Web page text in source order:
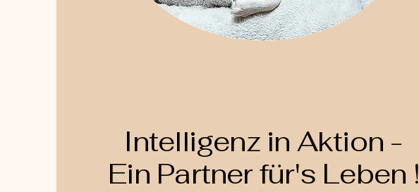
Intelligenz in Aktion -
Ein Partner für's Leben !